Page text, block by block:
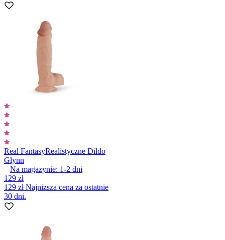
Real FantasyRealistyczne Dildo
Glynn
Na magazynie: 1-2 dni
129 zł
129 złNajniższa cena za ostatnie
30 dni.